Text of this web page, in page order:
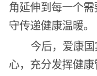
角延伸到每一个
守传递健康温暖。
今后，爱康
心，充分发挥健康